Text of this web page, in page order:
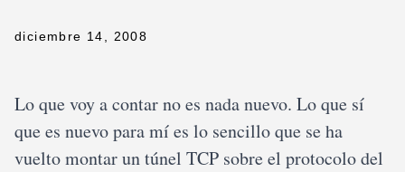
diciembre 14, 2008
Lo que voy a contar no es nada nuevo. Lo que sí
que es nuevo para mí es lo sencillo que se ha
vuelto montar un túnel TCP sobre el protocolo del